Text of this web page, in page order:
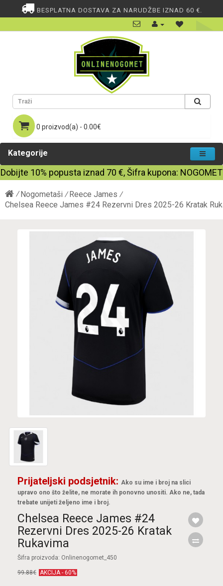
BESPLATNA DOSTAVA ZA NARUDŽBE IZNAD 60 €.
0 proizvod(a) - 0.00€
Kategorije
Dobijte 10% popusta iznad 70 €, Šifra kupona: NOGOMET
Nogometaši
Reece James
Chelsea Reece James #24 Rezervni Dres 2025-26 Kratak
Prijateljski podsjetnik: Ako su ime i broj na slici
upravo ono što želite, ne morate ih ponovno unositi. Ako ne, tada
trebate unijeti željeno ime i broj.
Chelsea Reece James #24
Rezervni Dres 2025-26 Kratak
Rukavima
Šifra proizvoda: Onlinenogomet_450
99.88€ AKCIJA - 60%